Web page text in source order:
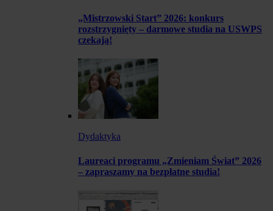
„Mistrzowski Start” 2026: konkurs
rozstrzygnięty – darmowe studia na USWPS
czekają!
Dydaktyka
Laureaci programu „Zmieniam Świat” 2026
– zapraszamy na bezpłatne studia!